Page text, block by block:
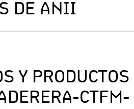
DE ANII
Y PRODUCTOS
CTFM-